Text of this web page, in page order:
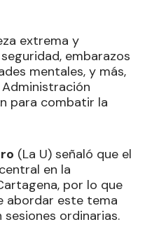
extrema y
embarazos
mentales, y más,
para combatir la
(La U) señaló que el
en la
por lo que
abordar este tema
ordinarias.